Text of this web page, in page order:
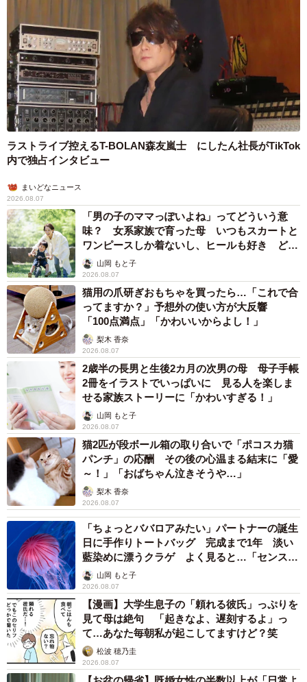
・笑顔の表情が似合っていそうに見えるからです。（50
代・男性）
可愛らしい目鼻立ちが高く評価されているようです。
【5位：浜辺美波】
・目が大きく可愛らしいから。（30代・男性）
代・女性）
代・男性）
・可愛らしい顔をしているので選びました。（50代・男
性）
・美人だし、可愛い部分もあり、ノリも良さそうで似合い
そう。（60代・男性）
清楚で透明感のあるルックスが高く評価されているようで
す。6位～10位は以下です。
【6位：綾瀬はるか】
・可愛いから。（30代・女性）
・色白なので何でも似合いそう。（50代・男性）
・キレイなので何を着ても似合うと思うから。（50代・男
性）
【7位：広瀬すず】
・可愛く、スタイルが良いので似合いそうなため。（30
代・男性）
・男性受けしそうな顔、体型だから。（40代・女性）
・顔が幼く、笑顔が素敵なので、皆がリラックスできると
思うので。（50代・男性）
【同率8位：北川景子】
・美形だから。（30代・男性）
・スタイルが良いし美人。（50代・女性）
【同率8位：小芝風花】
ラストライブ控えるT-BOLAN森友嵐士 にしたん社長がTikTok
内で独占インタビュー
まいどなニュース
2026.08.07
「男の子のママっぽいよね」ってどういう意
味？ 女系家族で育った母 いつもスカートと
ワンピースしか着ないし、ヒールも好き どの
へんが…
山岡 もと子
2026.08.07
猫用の爪研ぎおもちゃを買ったら…「これで合
ってますか？」予想外の使い方が大反響
「100点満点」「かわいいからよし！」
梨木 香奈
2026.08.07
2歳半の長男と生後2カ月の次男の母 母子手帳
2冊をイラストでいっぱいに 見る人を楽しま
せる家族ストーリーに「かわいすぎる！」
山岡 もと子
2026.08.07
猫2匹が段ボール箱の取り合いで「ポコスカ猫
パンチ」の応酬 その後の心温まる結末に「愛
～！」「おばちゃん泣きそうや…」
梨木 香奈
2026.08.07
「ちょっとババロアみたい」パートナーの誕生
日に手作りトートバッグ 完成まで1年 淡い
藍染めに漂うクラゲ よく見ると…「センスす
ごい」山岡 もと子
2026.08.07
【漫画】大学生息子の「頼れる彼氏」っぷりを
見て母は絶句 「起きなよ、遅刻するよ」っ
て…あなた毎朝私が起こしてますけど？笑
松波 穂乃圭
2026.08.07